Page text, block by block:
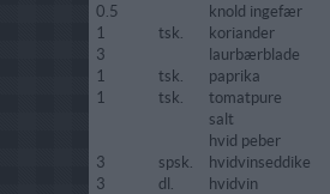
0.5
knold ingefær
1
tsk.
koriander
3
laurbærblade
1
tsk.
paprika
1
tsk.
tomatpure
salt
hvid peber
3
spsk.
hvidvinseddike
3
dl.
hvidvin